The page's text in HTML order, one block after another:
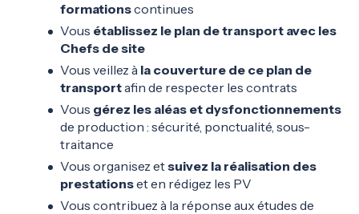
formationscontinues
Vous établissez le plan de transport avec les
Chefs de site
Vous veillez à la couverture de ce plan de
transportafin de respecter les contrats
Vous gérez les aléas et dysfonctionnements
de production : sécurité, ponctualité, sous-
traitance
Vous organisez etsuivez la réalisation des
prestationset en rédigez les PV
Vous contribuez à la réponse aux études de